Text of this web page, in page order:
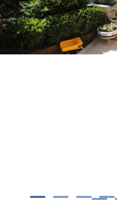
1 2 3 4
9